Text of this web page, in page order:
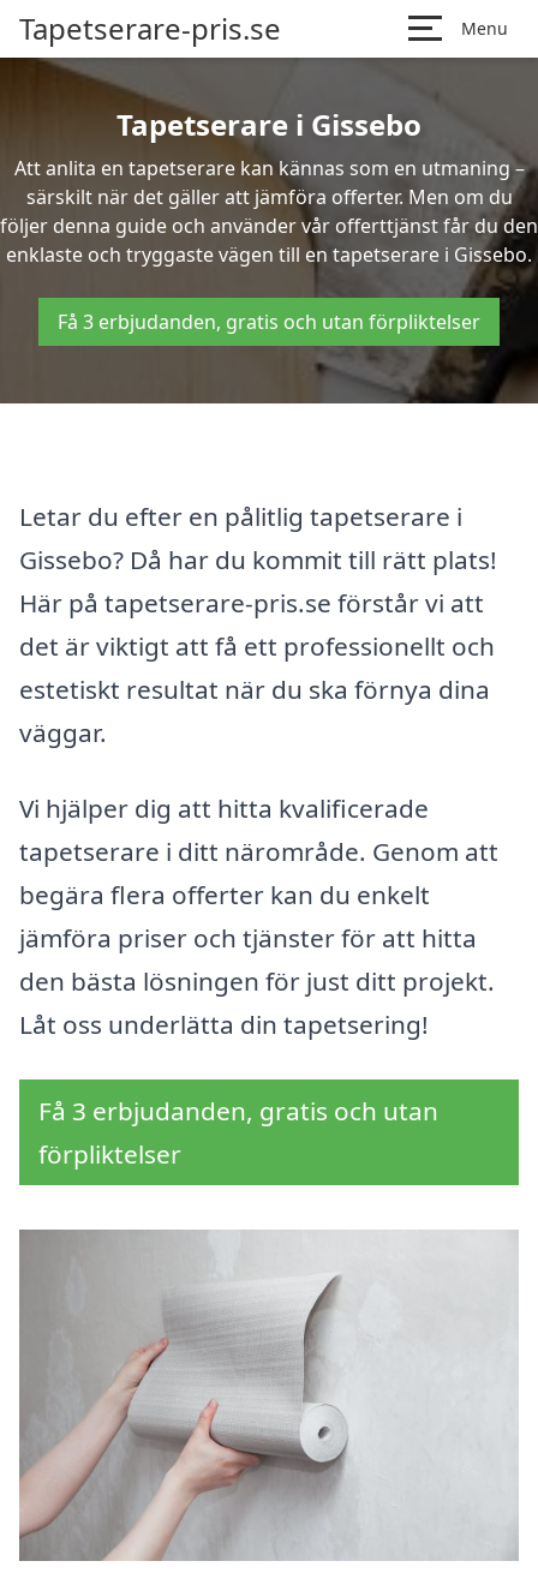
Tapetserare-pris.se Menu
Tapetserare i Gissebo
Att anlita en tapetserare kan kännas som en utmaning –
särskilt när det gäller att jämföra offerter. Men om du
följer denna guide och använder vår offerttjänst får du den
enklaste och tryggaste vägen till en tapetserare i Gissebo.
Få 3 erbjudanden, gratis och utan förpliktelser
Letar du efter en pålitlig tapetserare i
Gissebo? Då har du kommit till rätt plats!
Här på tapetserare-pris.se förstår vi att
det är viktigt att få ett professionellt och
estetiskt resultat när du ska förnya dina
väggar.
Vi hjälper dig att hitta kvalificerade
tapetserare i ditt närområde. Genom att
begära flera offerter kan du enkelt
jämföra priser och tjänster för att hitta
den bästa lösningen för just ditt projekt.
Låt oss underlätta din tapetsering!
Få 3 erbjudanden, gratis och utan
förpliktelser